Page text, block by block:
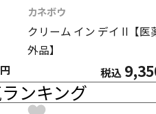
円
カネボウ
クリーム イン デイ II【医
外品】
税込
ンキング